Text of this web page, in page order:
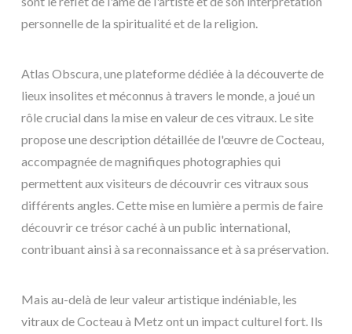
personnelle de la spiritualité et de la religion.
Atlas Obscura, une plateforme dédiée à la découverte de
lieux insolites et méconnus à travers le monde, a joué un
rôle crucial dans la mise en valeur de ces vitraux. Le site
propose une description détaillée de l'œuvre de Cocteau,
accompagnée de magnifiques photographies qui
permettent aux visiteurs de découvrir ces vitraux sous
différents angles. Cette mise en lumière a permis de faire
découvrir ce trésor caché à un public international,
contribuant ainsi à sa reconnaissance et à sa préservation.
Mais au-delà de leur valeur artistique indéniable, les
vitraux de Cocteau à Metz ont un impact culturel fort. Ils